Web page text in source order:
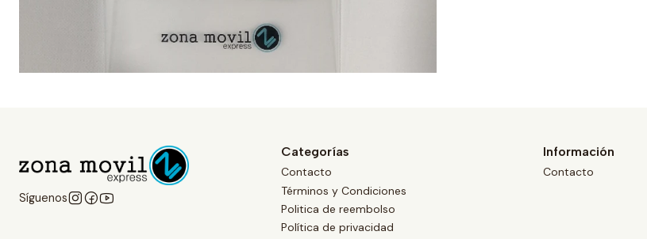
Síguenos
Categorías
Contacto
Términos y Condiciones
Politica de reembolso
Política de privacidad
Información
Contacto